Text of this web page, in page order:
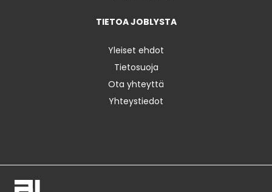
TIETOA JOBLYSTA
Yleiset ehdot
Tietosuoja
Ota yhteyttä
Yhteystiedot